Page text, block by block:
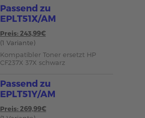
Passend zu
EPLT51X/AM
Preis: 243,99€
(1 Variante)
Kompatibler Toner ersetzt HP
CF237X 37X schwarz
Passend zu
EPLT51Y/AM
Preis: 269,99€